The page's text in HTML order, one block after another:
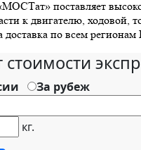
поставляет
к двигателю, ходовой,
по всем